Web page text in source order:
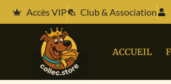
Accès VIP Club & Association
ACCUEIL